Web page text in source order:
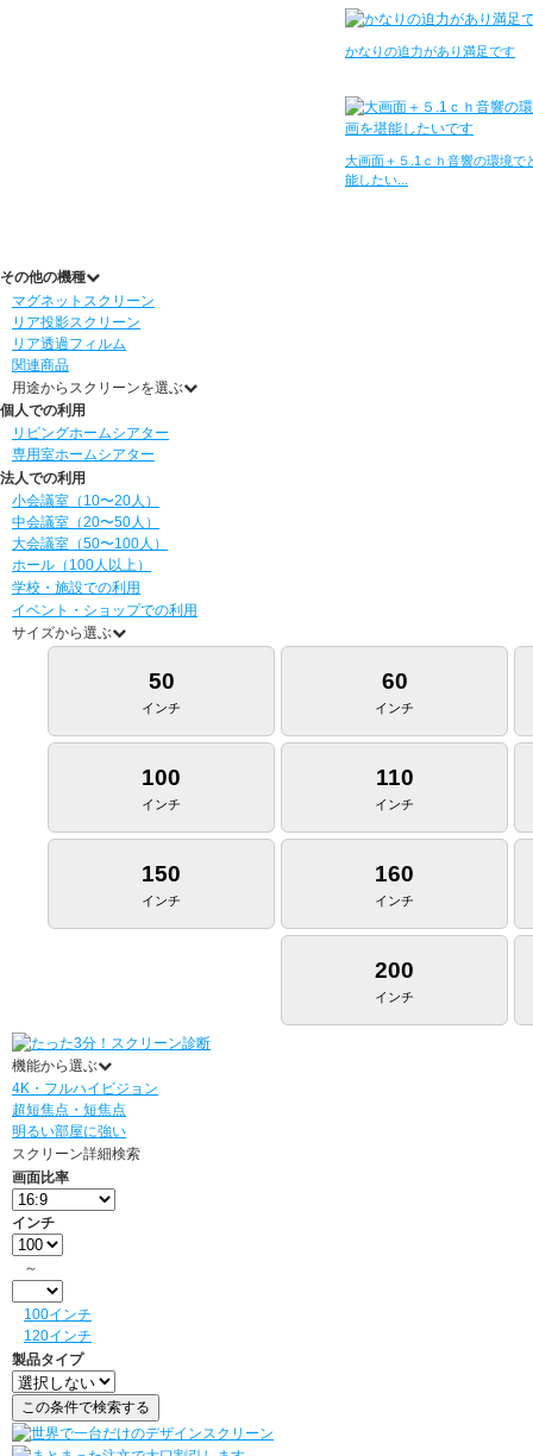
かなりの迫力があり満足です
大画面＋５.1ｃｈ音響の環境で
能したい...
その他の機種
マグネットスクリーン
リア投影スクリーン
リア透過フィルム
関連商品
用途からスクリーンを選ぶ
個人での利用
リビングホームシアター
専用室ホームシアター
法人での利用
小会議室（10〜20人）
中会議室（20〜50人）
大会議室（50〜100人）
ホール（100人以上）
学校・施設での利用
イベント・ショップでの利用
サイズから選ぶ
50
インチ
60
インチ
100
インチ
110
インチ
150
インチ
160
インチ
200
インチ
機能から選ぶ
4K・フルハイビジョン
超短焦点・短焦点
明るい部屋に強い
スクリーン詳細検索
画面比率
インチ
～
100インチ
120インチ
製品タイプ